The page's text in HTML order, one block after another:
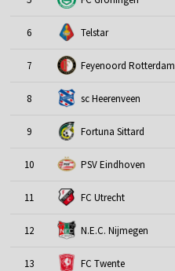
6 Telstar
7 Feyenoord Rotterdam
8 sc Heerenveen
9 Fortuna Sittard
10 PSV Eindhoven
11 FC Utrecht
12 N.E.C. Nijmegen
13 FC Twente